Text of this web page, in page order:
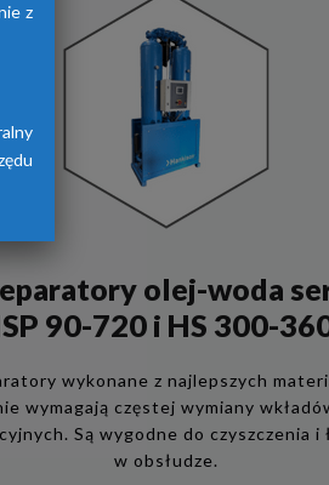
olej-woda
90-720 i HS 300-
wykonane z najlepszych
wymagają częstej wymiany
Są wygodne do czyszczenia i
w obsłudze.
z